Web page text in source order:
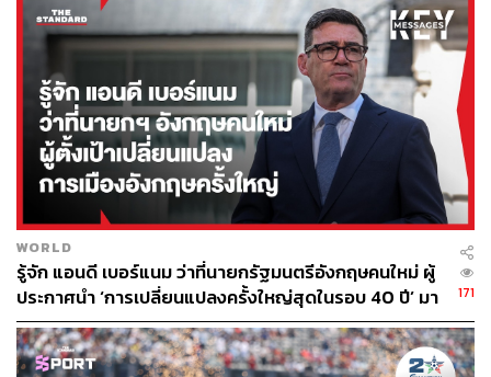
https://www.billboard.com/articles/columns/hip-hop/9
365661/post-malone-nirvana-tribute-livestream
TAGS: Nirvana Post Malone เชื้อไวรัสโคโรนา
154
WORLD
รู้จัก แอนดี เบอร์แนม ว่าที่นายกรัฐมนตรีอังกฤษคนใหม่ ผู้
ประกาศนำ ‘การเปลี่ยนแปลงครั้งใหญ่สุดในรอบ 40 ปี’ มา
สู่การเมืองอังกฤษ
171